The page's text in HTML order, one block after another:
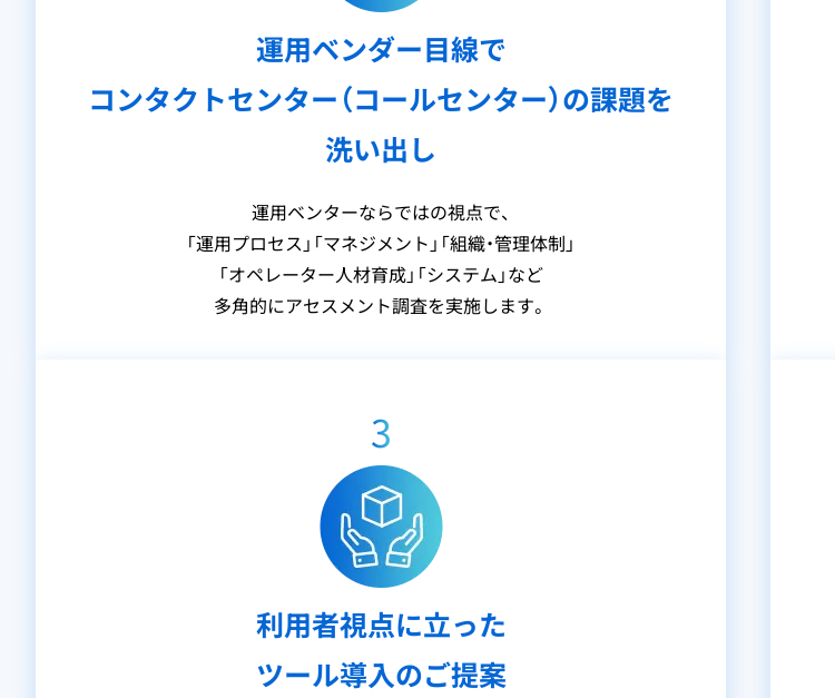
運用ベンダー目線で
コンタクトセンター（コールセンター）の課題を
洗い出し
運用ベンターならではの視点で、
「運用プロセス」「マネジメント」「組織・管理体制」
「オペレーター人材育成」「システム」など
多角的にアセスメント調査を実施します。
3
利用者視点に立った
ツール導入のご提案